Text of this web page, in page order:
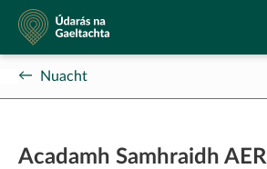
Údarás
na
Gaeltachta
Nuacht
Acadamh Samhraidh AER